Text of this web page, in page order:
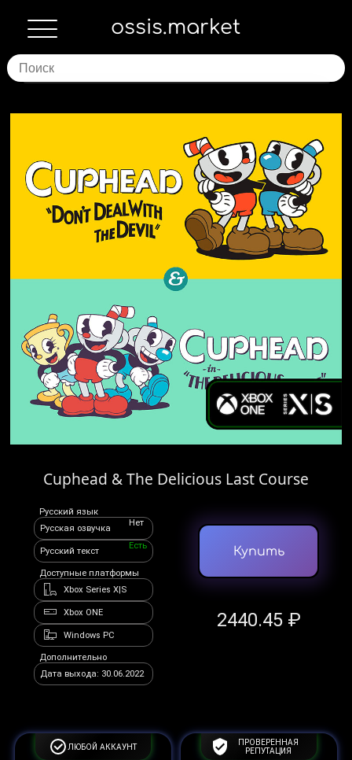
ossis.market
Cuphead & The Delicious Last Course
Русский язык
Русская озвучка
Нет
Русский текст
Есть
Доступные платформы
Xbox Series X|S
Xbox ONE
Windows PC
Дополнительно
Дата выхода: 30.06.2022
Купить
2440.45 ₽
ЛЮБОЙ АККАУНТ
ПРОВЕРЕННАЯ
РЕПУТАЦИЯ